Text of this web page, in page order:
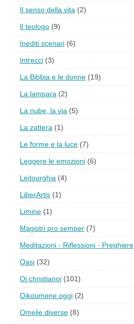
Il senso della vita (2)
Il teologo (9)
Inediti scenari (6)
Intrecci (3)
La Bibbia e le donne (19)
La lampara (2)
La nube, la via (5)
La zattera (1)
Le forme e la luce (7)
Leggere le emozioni (6)
Leitourghia (4)
LiberArtis (1)
Limine (1)
Magistri pro semper (7)
Meditazioni - Riflessioni - Preghiere
Oasi (32)
Oi christianoi (101)
Oikoumene oggi (2)
Omelie diverse (8)